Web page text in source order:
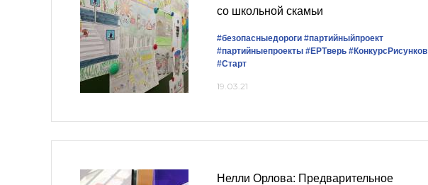
со школьной скамьи
#безопасныедороги #партийныйпроект
#партийныепроекты #ЕРТверь #КонкурсРисунков
#Старт
19.03.21
Нелли Орлова: Предварительное